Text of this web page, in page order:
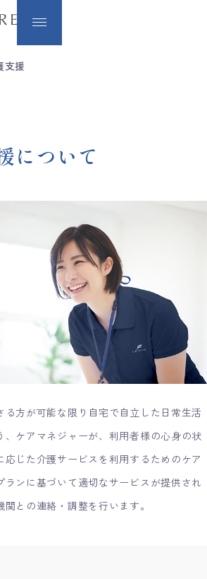
支援
について
る方が可能な限り自宅で自立した日常生活
、ケアマネジャーが、利用者様の心身の状
応じた介護サービスを利用するためのケア
ランに基づいて適切なサービスが提供され
との連絡・調整を行います。